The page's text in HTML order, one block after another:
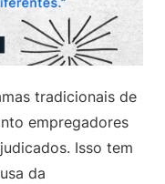
tradicionais de
empregadores
Isso tem
da